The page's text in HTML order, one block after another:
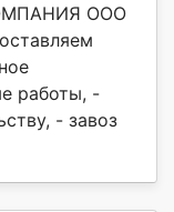
ООО
работы, -
- завоз